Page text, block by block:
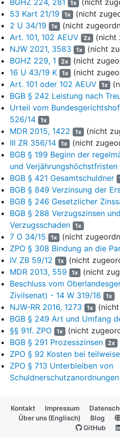
Beklagte zu 1 diejenige
Sicherheitsleistung in Höhe
Urteils vollstreckbaren
jeweilige Gegner vor der
von 120 % des jeweils zu
Gründe
I.
1
Die Klägerin macht gegen
Beklagten einen
2
Die Klägerin ist
Einkaufsstelle derB.-
Stammgeschäft im (vor
Lebensmittelgroß- und -
gehören u.a. 85 Warenhäuser,
Handelsgesellschaft, die
„die Zedenten“, Bl. 8). Die
Beklagte zu 2) und die
unterschiedlichen
Körperpflege, Mund- und
Reinigungsmittel; diese sog.
(fast moving consumer goods)
nahezu ausschließlich
Lebensmitteleinzelhändler,
Endkunden weiterveräußer(te)n.
3
Die einzelnen Hersteller
Abnehmer-Unternehmen,
vermittelt durch die
einmal jährlich einen
sog. Jahresvereinbarung), der
Die Verhandlungen begannen
auf der Grundlage der
und der den Abnehmern
vereinbart (Nettopreise),
Vergütungen in Bezug etwa auf
die Listung neuer
1x
53 Kart 21/19
1x (nicht
2 U 34/19
1x (nicht
Art. 101, 102 AEUV
2x (nicht
NJW 2021, 3583
1x (nicht
BGHZ 229, 1
2x (nicht
16 U 43/19 K
1x (nicht
Art. 101 oder 102 AEUV
1x
BGB § 242 Leistung nach
Urteil vom
526/14
1x
MDR 2015, 1422 1x (nicht
III ZR 356/14
1x (nicht
BGB § 199 Beginn der
und Verjährungshöchstfristen
BGB § 421 Gesamtschuldner
BGB § 849 Verzinsung der
BGB § 246 Gesetzlicher
BGB § 288 Verzugszinsen
Verzugsschaden
1x
7 O 34/15 1x (nicht
ZPO § 308 Bindung an die
IV ZB 59/12 1x (nicht
MDR 2013, 559
1x (nicht
Beschluss vom
Zivilsenat) - 14 W 319/16
1x
NJW-RR 2016, 1273 1x (nicht
BGB § 249 Art und Umfang
§§ 91f. ZPO 1x (nicht
BGB § 291 Prozesszinsen
2x
ZPO § 92 Kosten bei
ZPO § 713 Unterbleiben von
Schuldnerschutzanordnungen
Kontakt Impressum
Über uns (Englisch)
Blog
GitHub